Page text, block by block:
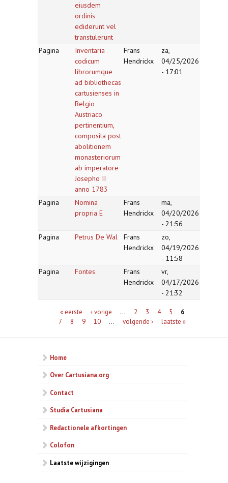
eiusdem
ordinis
ediderunt vel
transtulerunt
Pagina
Inventaria
codicum
librorumque
ad bibliothecas
cartusienses in
Belgio
Austriaco
pertinentium,
composita post
abolitionem
monasteriorum
ab imperatore
Josepho II
anno 1783
Frans
Hendrickx
za,
04/25/2026
- 17:01
Pagina
Nomina
propria E
Frans
Hendrickx
ma,
04/20/2026
- 21:56
Pagina
Petrus De Wal
Frans
Hendrickx
zo,
04/19/2026
- 11:58
Pagina
Fontes
Frans
Hendrickx
vr,
04/17/2026
- 21:32
Pagina's« eerste ‹ vorige … 2 3 4 5
6
7
8 9 10 … volgende › laatste »
Home
Over Cartusiana.org
Contact
Studia Cartusiana
Redactionele afkortingen
Colofon
Laatste wijzigingen